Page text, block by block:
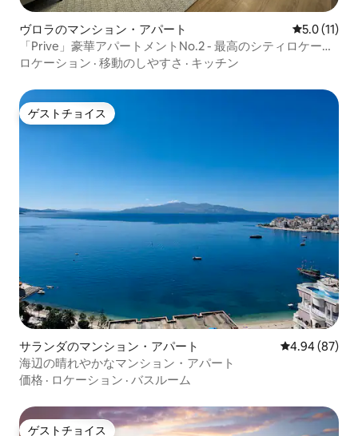
ヴロラのマンション・アパート レビュー11
5.0 (11)
「Prive」豪華アパートメントNo.2 - 最高のシティロケーシ
ョン
ロケーション · 移動のしやすさ · キッチン
ゲストチョイス
ゲストチョイス
サランダのマンション・アパート レビュー87
4.94 (87)
海辺の晴れやかなマンション・アパート
価格 · ロケーション · バスルーム
ゲストチョイス